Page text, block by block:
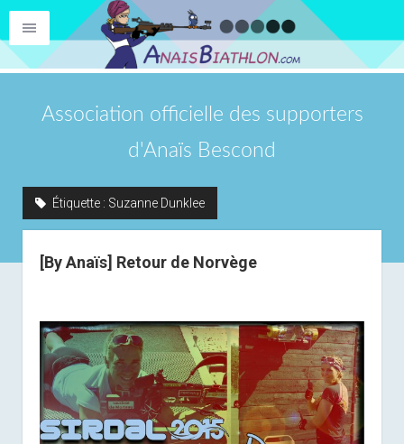
Association officielle des supporters
d'Anaïs Bescond
Étiquette : Suzanne Dunklee
[By Anaïs] Retour de Norvège